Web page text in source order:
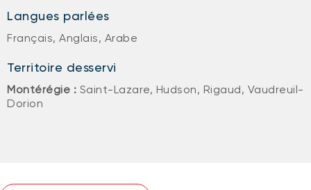
Langues parlées
Français, Anglais, Arabe
Territoire desservi
Montérégie : Saint-Lazare, Hudson, Rigaud, Vaudreuil-
Dorion